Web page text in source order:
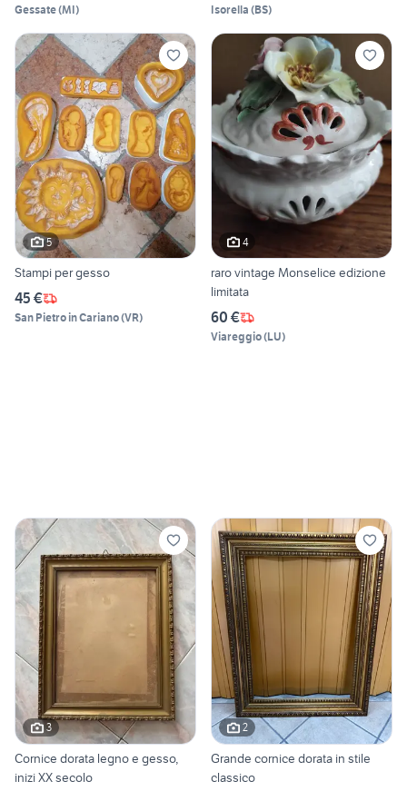
Gessate(MI) Isorella (BS)
5
Stampi per gesso
45 €
San Pietro in Cariano(VR)
4
raro vintage Monselice edizione
limitata
60 €
Viareggio(LU)
3
Cornice dorata legno e gesso,
inizi XX secolo
2
Grande cornice dorata in stile
classico